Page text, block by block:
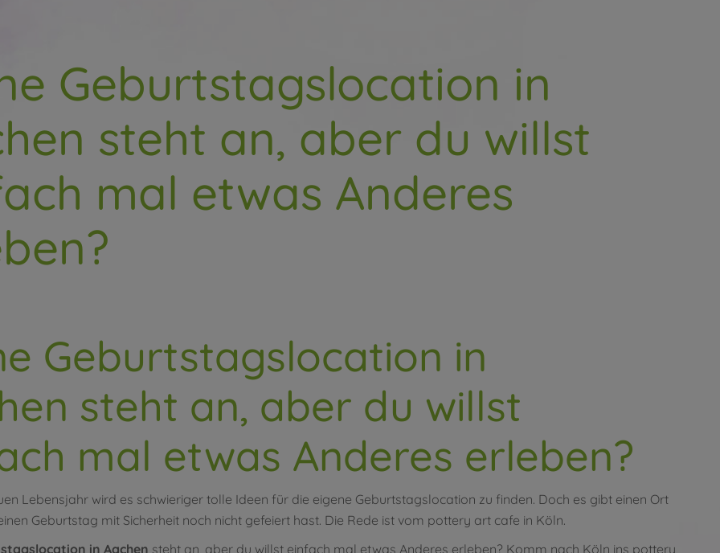
Geburtstagslocation in
steht an, aber du willst
mal etwas Anderes
Geburtstagslocation in
steht an, aber du willst
mal etwas Anderes erleben?
Lebensjahr wird es schwieriger tolle Ideen für die eigene Geburtstagslocation zu finden. Doch es gibt einen Ort
Geburtstag mit Sicherheit noch nicht gefeiert hast. Die Rede ist vom pottery art cafe in Köln.
in Aachen steht an, aber du willst einfach mal etwas Anderes erleben? Komm nach Köln ins pottery